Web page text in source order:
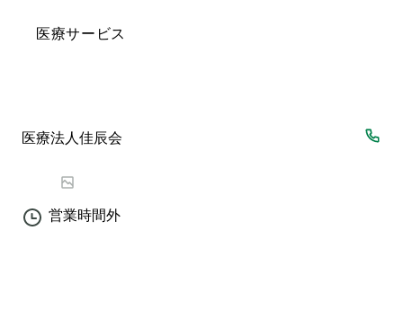
医療サービス
医療法人佳辰会
営業時間外